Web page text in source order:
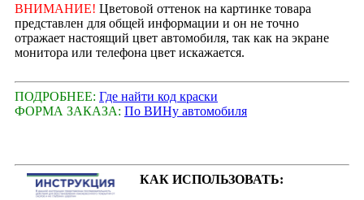
ВНИМАНИЕ! Цветовой оттенок на картинке товара
представлен для общей информации и он не точно
отражает настоящий цвет автомобиля, так как на экране
монитора или телефона цвет искажается.
ПОДРОБНЕЕ: Где найти код краски
ФОРМА ЗАКАЗА: По ВИНу автомобиля
КАК ИСПОЛЬЗОВАТЬ: